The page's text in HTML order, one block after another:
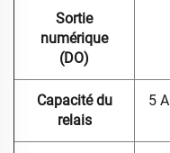
Sortie
numérique
(DO)
Capacité du
relais
5